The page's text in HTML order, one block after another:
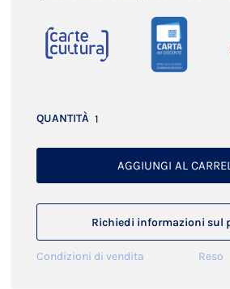
QUANTITÀ
AGGIUNGI AL
Richiedi informazioni sul
Condizioni di vendita Reso